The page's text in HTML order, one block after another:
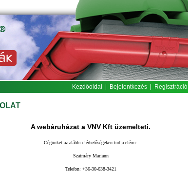
Kezdőoldal Bejelentkezés Regisztráció
Awebáruházat a VNV Kft üzemelteti.
Cégünket az alábbi elérhetőségeken tudja elérni:
Szatmáry Mariann
Telefon: +36-30-638-3421